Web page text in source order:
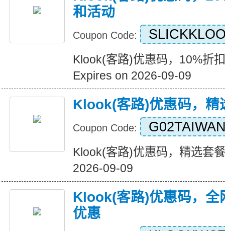
和活动
Coupon Code:
Klook(客路)优惠码，10%折
Expires on 2026-09-09
Klook(客路)优惠码，精
Coupon Code:
Klook(客路)优惠码，精选套
2026-09-09
Klook(客路)优惠码，全
优惠